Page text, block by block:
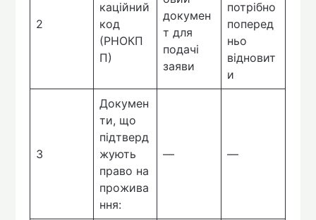
2
каційний
код
(РНОКП
П)
докумен
т для
подачі
заяви
потрібно
поперед
ньо
відновит
и
3
Докумен
ти, що
підтверд
жують
право на
прожива
ння:
— —